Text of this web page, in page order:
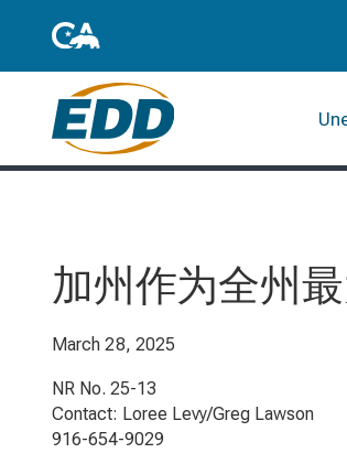
加州作为全州
March 28, 2025
NR No. 25-13
Contact: Loree Levy/Greg Lawson
916-654-9029